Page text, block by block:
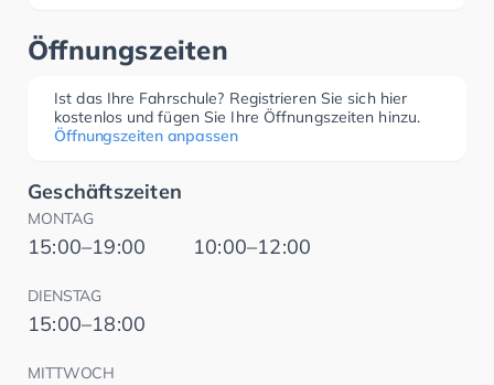
Öffnungszeiten
Ist das Ihre Fahrschule? Registrieren Sie sich hier
kostenlos und fügen Sie Ihre Öffnungszeiten hinzu.
Öffnungszeiten anpassen
Geschäftszeiten
MONTAG
15:00–19:00 10:00–12:00
DIENSTAG
15:00–18:00
MITTWOCH